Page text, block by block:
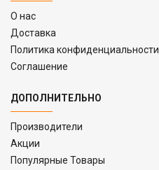
O нас
Доставка
Политика конфиденциальности
Соглашение
ДОПОЛНИТЕЛЬНО
Производители
Акции
Популярные Товары